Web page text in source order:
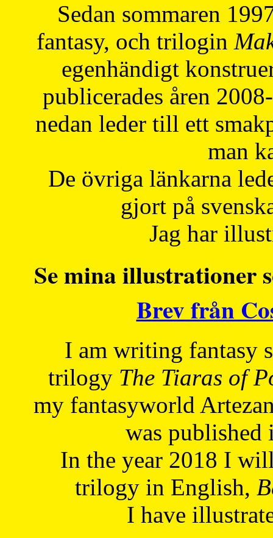
Sedan sommaren
fantasy, och trilogin
egenhändigt
publicerades åren
nedan leder till ett
man
De övriga länkarna
gjort på
Jag har
Se mina illustrationer
Brev från
I am writing fantasy
trilogy The Tiaras of
my fantasyworld
was published
In the year 2018 I
trilogy in English,
I have